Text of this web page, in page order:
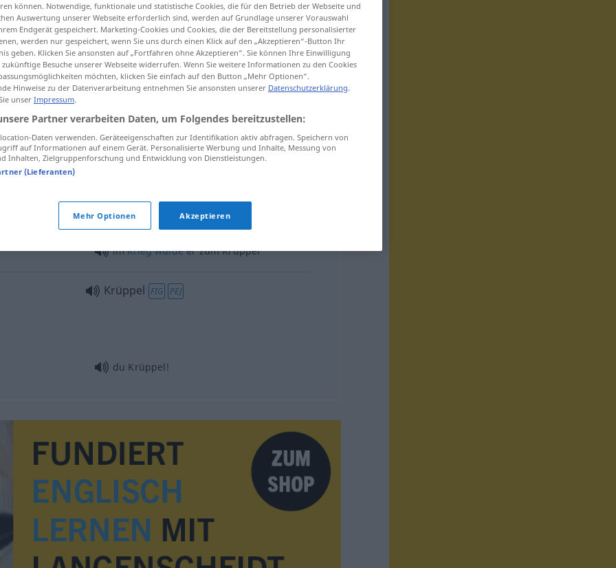
jemanden zum Krüppel
schießen
[schlagen]
imKrieg wurdeer zum Krüppel
Krüppel FIG PEJ
du Krüppel!
können. Notwendige, funktionale und statistische Cookies, die für den Betrieb der Webseite und
Auswertung unserer Webseite erforderlich sind, werden auf Grundlage unserer Vorauswahl
Endgerät gespeichert. Marketing-Cookies und Cookies, die der Bereitstellung personalisierter
werden nur gespeichert, wenn Sie uns durch einen Klick auf den „Akzeptieren“-Button Ihr
geben. Klicken Sie ansonsten auf „Fortfahren ohne Akzeptieren“. Sie können Ihre Einwilligung
Besuche unserer Webseite widerrufen. Wenn Sie weitere Informationen zu den Cookies
möchten, klicken Sie einfach auf den Button „Mehr Optionen“.
Hinweise zu der Datenverarbeitung entnehmen Sie ansonsten unserer Datenschutzerklärung.
unser Impressum.
Partner verarbeiten Daten, um Folgendes bereitzustellen:
Daten verwenden. Geräteeigenschaften zur Identifikation aktiv abfragen. Speichern von
auf Informationen auf einem Gerät. Personalisierte Werbung und Inhalte, Messung von
Inhalten, Zielgruppenforschung und Entwicklung von Dienstleistungen.
(Lieferanten)
Mehr Optionen Akzeptieren